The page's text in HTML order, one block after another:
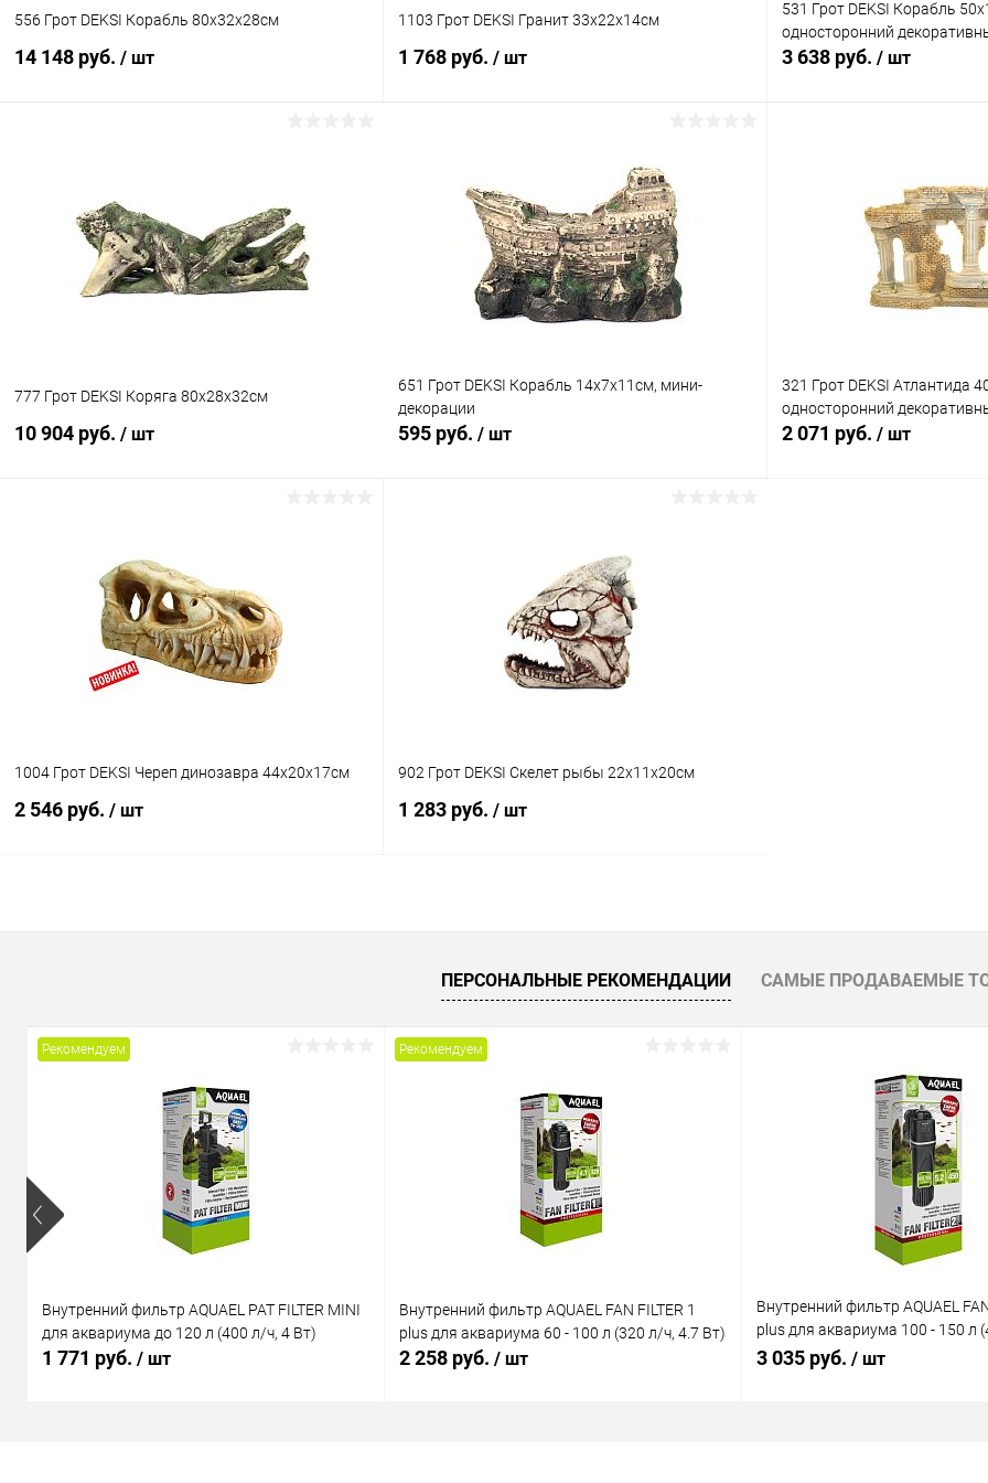
556 Грот DEKSI Корабль 80х32х28см
14 148 руб. / шт
Купить в 1 клик Сравнение
В избранное В наличии
1103 Грот DEKSI Гранит 33х22х14см
1 768 руб. / шт
Купить в 1 клик Сравнение
В избранное В наличии
531 Грот DEKSI Корабль
односторонний
3 638 руб. / шт
Купить в 1 клик
В избранное
777 Грот DEKSI Коряга 80х28х32см
10 904 руб. / шт
Купить в 1 клик
В избранное В наличии
651 Грот DEKSI Корабль 14х7х11см, мини-
декорации
595 руб. / шт
Сравнение
В наличии
321 Грот DEKSI Атлантида
односторонний
2 071 руб. / шт
1004 Грот DEKSI Череп динозавра 44х20х17см
2 546 руб. / шт
902 Грот DEKSI Скелет рыбы 22х11х20см
1 283 руб. / шт
В наличии
ПЕРСОНАЛЬНЫЕ РЕКОМЕНДАЦИИ САМЫЕ ПРОДАВАЕМЫЕ
Рекомендуем
Внутренний фильтр AQUAEL PAT FILTER MINI
для аквариума до 120 л (400 л/ч, 4 Вт)
1 771 руб. / шт
Рекомендуем
Внутренний фильтр AQUAEL FAN FILTER 1
plus для аквариума 60 - 100 л (320 л/ч, 4.7 Вт)
2 258 руб. / шт
Внутренний фильтр AQUAEL
plus для аквариума 100 - 150 л
Вт)
3 035 руб. / шт